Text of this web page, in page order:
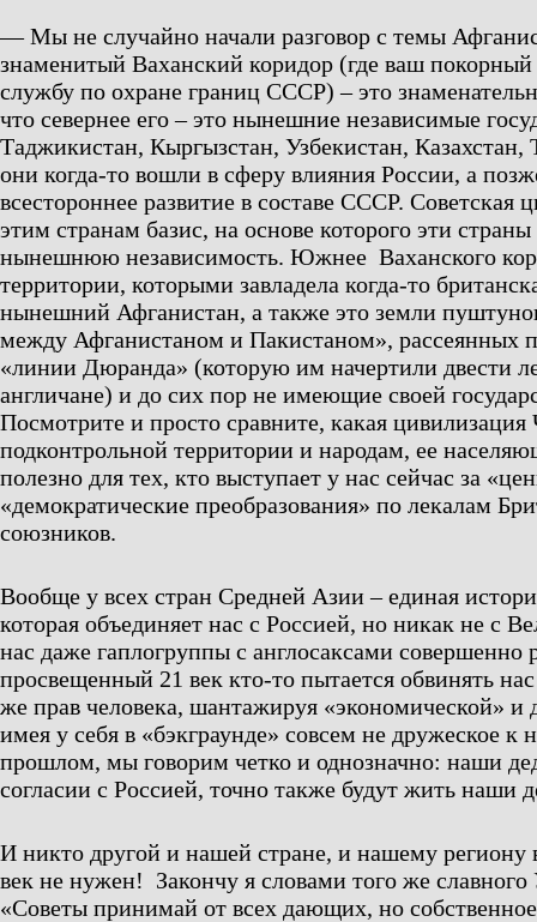
— Мы не случайно начали разговор с темы
знаменитый Ваханский коридор (где ваш покорный
службу по охране границ СССР) – это
что севернее его – это нынешние независимые
Таджикистан, Кыргызстан, Узбекистан, Казахстан,
они когда-то вошли в сферу влияния России, а
всестороннее развитие в составе СССР. Советская
этим странам базис, на основе которого эти
нынешнюю независимость. Южнее Ваханского
территории, которыми завладела когда-то
нынешний Афганистан, а также это земли
между Афганистаном и Пакистаном», рассеянных
«линии Дюранда» (которую им начертили двести
англичане) и до сих пор не имеющие своей
Посмотрите и просто сравните, какая
подконтрольной территории и народам, ее
полезно для тех, кто выступает у нас сейчас за
«демократические преобразования» по лекалам
союзников.
Вообще у всех стран Средней Азии – единая
которая объединяет нас с Россией, но никак не с
нас даже гаплогруппы с англосаксами совершенно
просвещенный 21 век кто-то пытается обвинять
же прав человека, шантажируя «экономической»
имея у себя в «бэкграунде» совсем не дружеское к
прошлом, мы говорим четко и однозначно: наши
согласии с Россией, точно также будут жить наши
И никто другой и нашей стране, и нашему региону
век не нужен! Закончу я словами того же
«Советы принимай от всех дающих, но